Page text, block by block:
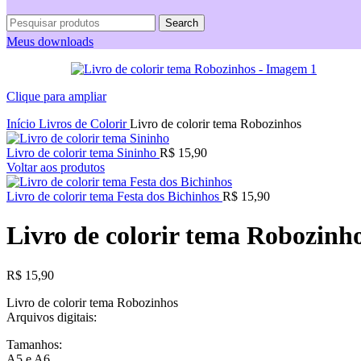
Search
Meus downloads
Clique para ampliar
Início Livros de ColorirLivro de colorir tema Robozinhos
Livro de colorir tema Sininho R$ 15,90
Voltar aos produtos
Livro de colorir tema Festa dos Bichinhos R$ 15,90
Livro de colorir tema
R$ 15,90
Livro de colorir tema Robozinhos
Arquivos digitais:
Tamanhos: